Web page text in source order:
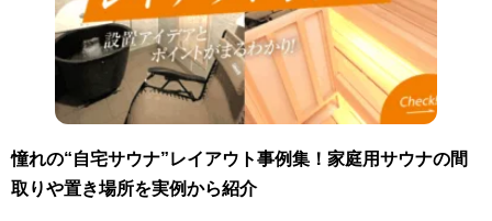
憧れの“自宅サウナ”レイアウト事例集！家庭用サウナの間
取りや置き場所を実例から紹介